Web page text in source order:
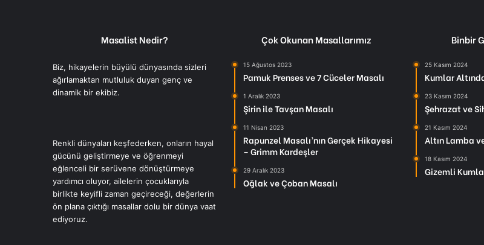
Masalist Nedir?
Biz, hikayelerin büyülü dünyasında sizleri
ağırlamaktan mutluluk duyan genç ve
dinamik bir ekibiz.
Renkli dünyaları keşfederken, onların hayal
gücünü geliştirmeye ve öğrenmeyi
eğlenceli bir serüvene dönüştürmeye
yardımcı oluyor, ailelerin çocuklarıyla
birlikte keyifli zaman geçireceği, değerlerin
ön plana çıktığı masallar dolu bir dünya vaat
ediyoruz.
Çok Okunan Masallarımız
15 Ağustos 2023
Pamuk Prenses ve 7 Cüceler Masalı
1 Aralık 2023
Şirin ile Tavşan Masalı
11 Nisan 2023
Rapunzel Masalı’nın Gerçek Hikayesi
– Grimm Kardeşler
29 Aralık 2023
Oğlak ve Çoban Masalı
Binbir
25 Kasım 2024
Kumlar
23 Kasım 2024
Şehrazat ve
21 Kasım 2024
Altın Lamba
18 Kasım 2024
Gizemli